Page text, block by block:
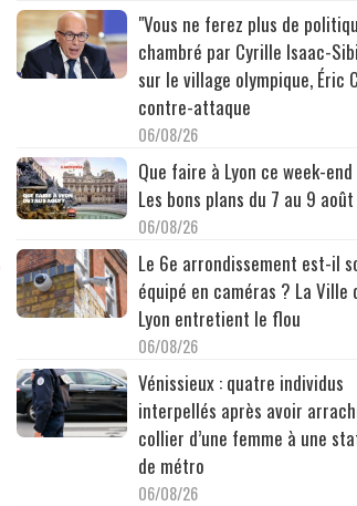
"Vous ne ferez plus de
chambré par Cyrille Isaac-
sur le village olympique, Éric
contre-attaque
06/08/26
Que faire à Lyon ce week-
Les bons plans du 7 au 9 août
06/08/26
Le 6e arrondissement est-il
équipé en caméras ? La Ville
Lyon entretient le flou
06/08/26
Vénissieux : quatre individus
interpellés après avoir
collier d’une femme à une
de métro
06/08/26